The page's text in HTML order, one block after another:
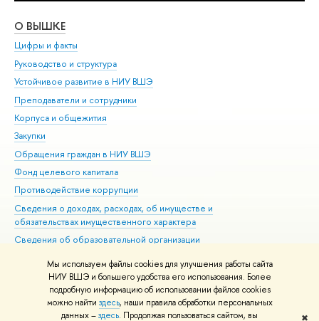
Мы используем файлы cookies для улучшения работы сайта
НИУ ВШЭ и большего удобства его использования. Более
подробную информацию об использовании файлов cookies
можно найти здесь, наши правила обработки персональных
данных –здесь. Продолжая пользоваться сайтом, вы ✖
О ВЫШКЕ
Цифры и факты
Руководство и структура
Устойчивое развитие в НИУ ВШЭ
Преподаватели и сотрудники
Корпуса и общежития
Закупки
Обращения граждан в НИУ ВШЭ
Фонд целевого капитала
Противодействие коррупции
Сведения о доходах, расходах, об имуществе и
обязательствах имущественного характера
Сведения об образовательной организации
Людям с ограниченными возможностями здоровья
Единая платежная страница
Работа в Вышке